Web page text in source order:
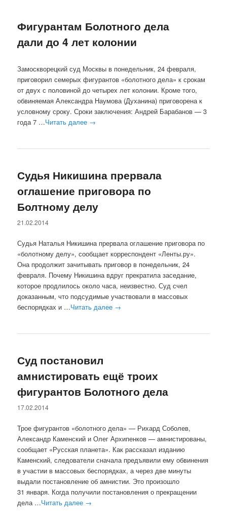
Фигурантам Болотного дела
дали до 4 лет колонии
Замоскворецкий суд Москвы в понедельник, 24 февраля,
приговорил семерых фигурантов «болотного дела» к срокам
от двух с половиной до четырех лет колонии. Кроме того,
обвиняемая Александра Наумова (Духанина) приговорена к
условному сроку. Сроки заключения: Андрей Барабанов — 3
года 7 …Читать далее →
Судья Никишина прервала
оглашение приговора по
Болтному делу
21.02.2014
Судья Наталья Никишина прервала оглашение приговора по
«болотному делу», сообщает корреспондент «Ленты.ру».
Она продолжит зачитывать приговор в понедельник, 24
февраля. Почему Никишина вдруг прекратила заседание,
которое продлилось около часа, неизвестно. Суд счел
доказанным, что подсудимые участвовали в массовых
беспорядках и …Читать далее →
Суд постановил
амнистировать ещё троих
фигурантов Болотного дела
17.02.2014
Трое фигурантов «болотного дела» — Рихард Соболев,
Александр Каменский и Олег Архипенков — амнистированы,
сообщает «Русская планета». Как рассказал изданию
Каменский, следователи сначала предъявили ему обвинения
в участии в массовых беспорядках, а через две минуты
выдали постановление об амнистии. Это произошло
31 января. Когда получили постановления о прекращении
дела …Читать далее →